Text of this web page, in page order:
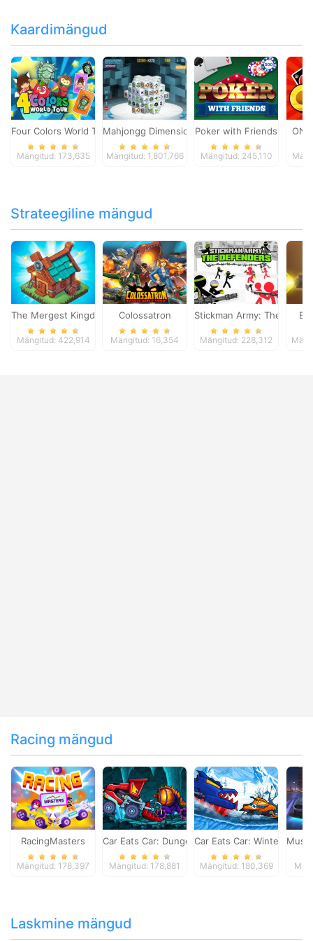
Kaardimängud
Four Colors World Tour
Mängitud: 173,635
Mahjongg Dimensions
Mängitud: 1,801,766
Poker with Friends
Mängitud: 245,110
Strateegiline mängud
The Mergest Kingdom
Mängitud: 422,914
Colossatron
Mängitud: 16,354
Stickman Army: The
Mängitud: 228,312
Racing mängud
RacingMasters
Mängitud: 178,397
Car Eats Car: Dungeon Adventure
Mängitud: 178,881
Car Eats Car: Winter
Mängitud: 180,369
Laskmine mängud